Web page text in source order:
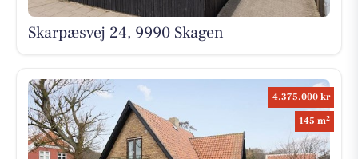
Skarpæsvej 24, 9990 Skagen
4.375.000 kr
145 m2